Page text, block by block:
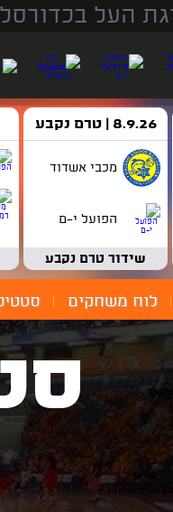
העל בכדורסל
8.9.26 | טרם נקבע
מכבי אשדוד
הפועל י-ם
שידור טרם נקבע
לוח משחקים